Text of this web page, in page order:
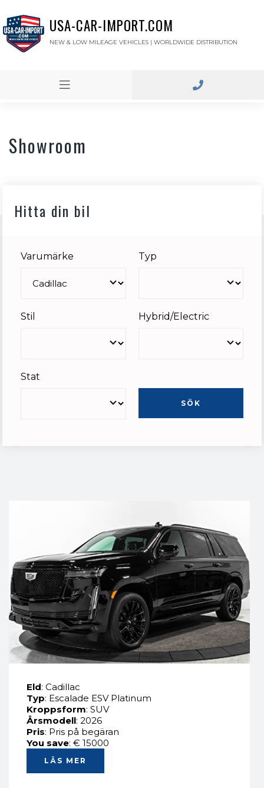
USA-CAR-IMPORT.COM
NEW & LOW MILEAGE VEHICLES | WORLDWIDE DISTRIBUTION
Showroom
Hitta din bil
Varumärke Typ
Stil Hybrid/Electric
Stat
Eld: Cadillac
Typ: Escalade ESV Platinum
Kroppsform: SUV
Årsmodell: 2026
Pris: Pris på begäran
You save: € 15000
LÄS MER